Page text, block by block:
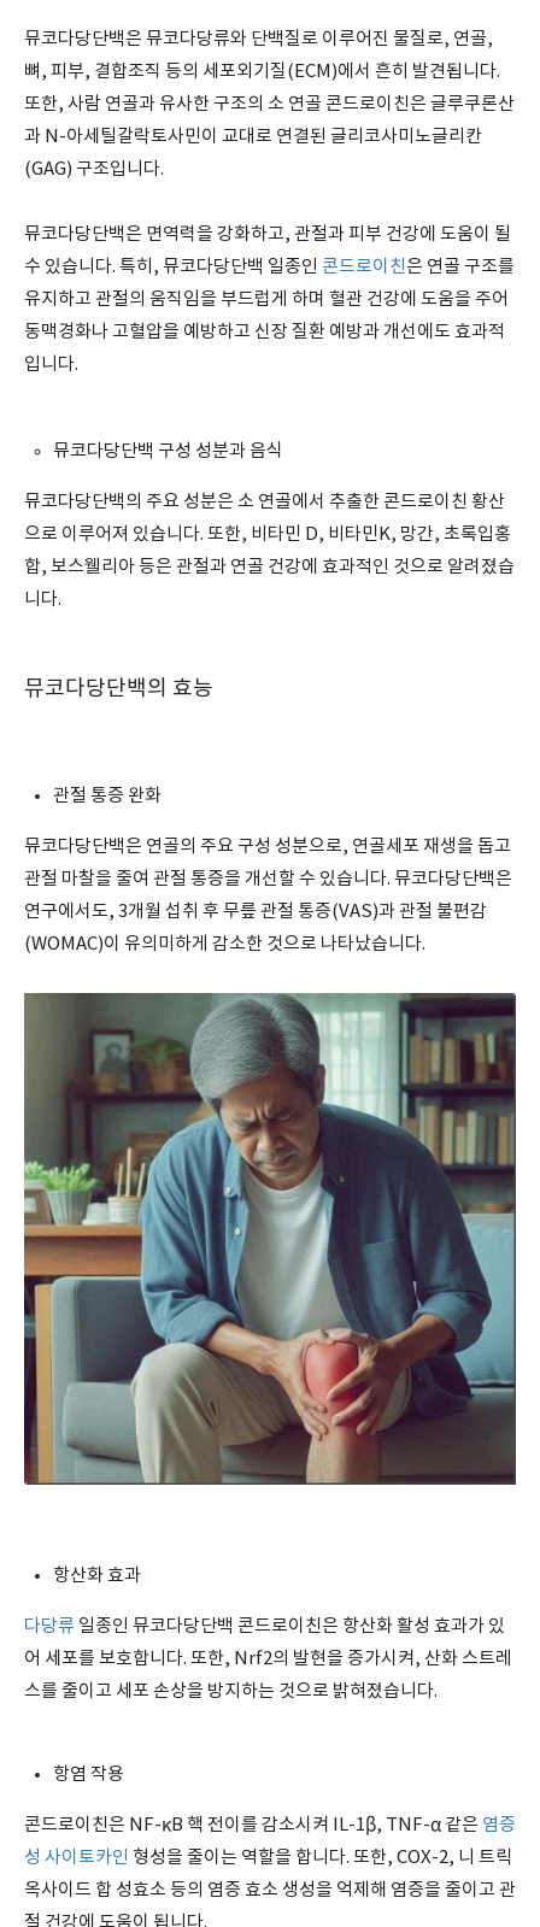
뮤코다당단백은 뮤코다당류와 단백질로 이루어진 물질로, 연골,
뼈, 피부, 결합조직 등의 세포외기질(ECM)에서 흔히 발견됩니다.
또한, 사람 연골과 유사한 구조의 소 연골 콘드로이친은 글루쿠론산
과 N-아세틸갈락토사민이 교대로 연결된 글리코사미노글리칸
(GAG) 구조입니다.
뮤코다당단백은 면역력을 강화하고, 관절과 피부 건강에 도움이 될
수 있습니다. 특히, 뮤코다당단백 일종인 콘드로이친은 연골 구조를
유지하고 관절의 움직임을 부드럽게 하며 혈관 건강에 도움을 주어
동맥경화나 고혈압을 예방하고 신장 질환 예방과 개선에도 효과적
입니다.
뮤코다당단백 구성 성분과 음식
뮤코다당단백의 주요 성분은 소 연골에서 추출한 콘드로이친 황산
으로 이루어져 있습니다. 또한, 비타민 D, 비타민K, 망간, 초록입홍
합, 보스웰리아 등은 관절과 연골 건강에 효과적인 것으로 알려졌습
니다.
뮤코다당단백의 효능
관절 통증 완화
뮤코다당단백은 연골의 주요 구성 성분으로, 연골세포 재생을 돕고
관절 마찰을 줄여 관절 통증을 개선할 수 있습니다. 뮤코다당단백은
연구에서도, 3개월 섭취 후 무릎 관절 통증(VAS)과 관절 불편감
(WOMAC)이 유의미하게 감소한 것으로 나타났습니다.
항산화 효과
다당류 일종인 뮤코다당단백 콘드로이친은 항산화 활성 효과가 있
어 세포를 보호합니다. 또한, Nrf2의 발현을 증가시켜, 산화 스트레
스를 줄이고 세포 손상을 방지하는 것으로 밝혀졌습니다.
항염 작용
콘드로이친은 NF-κB 핵 전이를 감소시켜 IL-1β, TNF-α 같은 염증
성 사이토카인 형성을 줄이는 역할을 합니다. 또한, COX-2, 니 트릭
옥사이드 합 성효소 등의 염증 효소 생성을 억제해 염증을 줄이고 관
절 건강에 도움이 됩니다.